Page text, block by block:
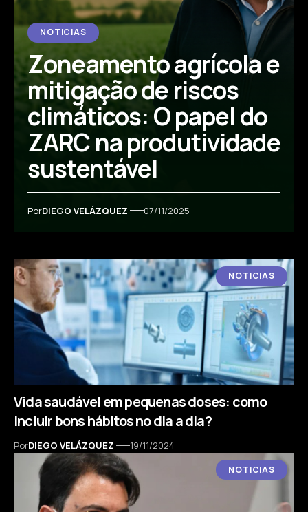
NOTICIAS
Zoneamento agrícola e
mitigação de riscos
climáticos: O papel do
ZARC na produtividade
sustentável
PorDIEGO VELÁZQUEZ 07/11/2025
NOTICIAS
Vida saudável em pequenas doses: como
incluir bons hábitos no dia a dia?
PorDIEGO VELÁZQUEZ 19/11/2024
NOTICIAS